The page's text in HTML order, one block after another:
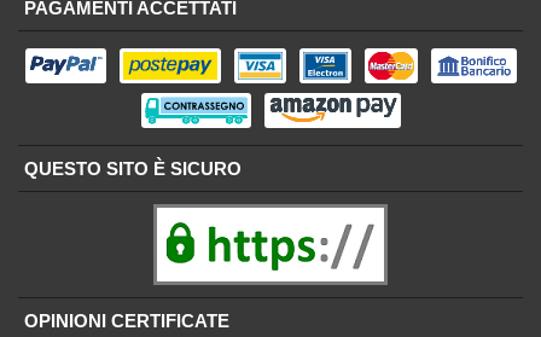
PAGAMENTI ACCETTATI
QUESTO SITO È SICURO
OPINIONI CERTIFICATE